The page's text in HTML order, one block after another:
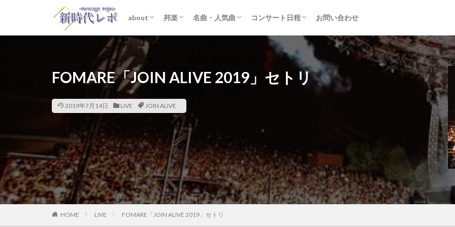
about
ライター紹介
プライバシーポリシー
免責事項
邦楽
STARTO ENTERTAINMENT (旧ジャニーズ)
名曲・人気曲 コンサート日程
セトリ・まとめ
ライブレポ
カード枠
お問い合わせ
FOMARE「JOIN ALIVE 2019」セトリ
2019年7月14日 LIVE JOIN ALIVE
HOME LIVE FOMARE「JOIN ALIVE 2019」セトリ